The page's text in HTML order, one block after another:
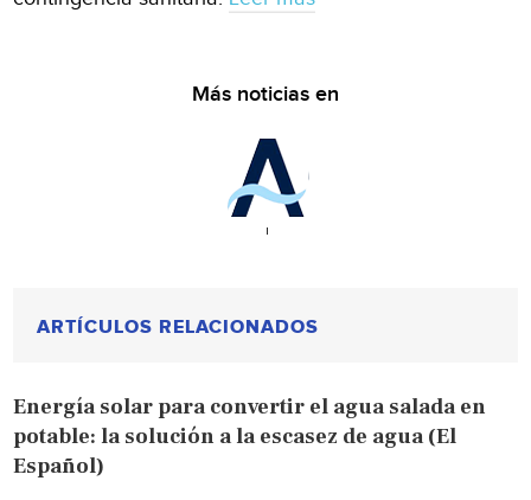
Más noticias en
ARTÍCULOS RELACIONADOS
Energía solar para convertir el agua salada en
potable: la solución a la escasez de agua (El
Español)